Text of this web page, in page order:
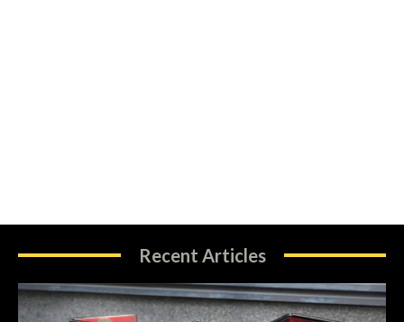
Recent Articles